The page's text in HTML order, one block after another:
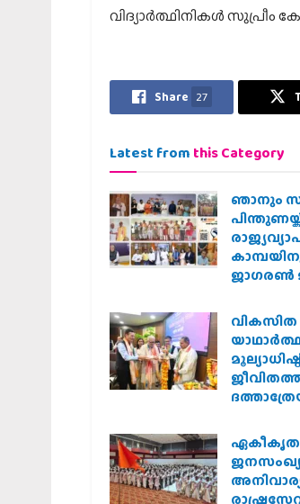
വിദ്യാർത്ഥിനികൾ സുപ്രീം
Share 27
Latest from this Category
ഞാനും
ജാഗരണ്‍
വികസിത
ഏകീകൃത